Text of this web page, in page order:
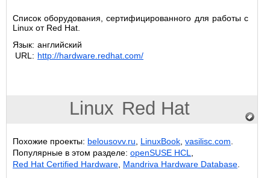
Список оборудования, сертифицированного для работы с
Linux от Red Hat.
Язык: английский
URL: http://hardware.redhat.com/
Linux Red Hat
Похожие проекты: belousovv.ru LinuxBook vasilisc.com
Популярные в этом разделе: openSUSE HCL
Red Hat Certified Hardware Mandriva Hardware Database